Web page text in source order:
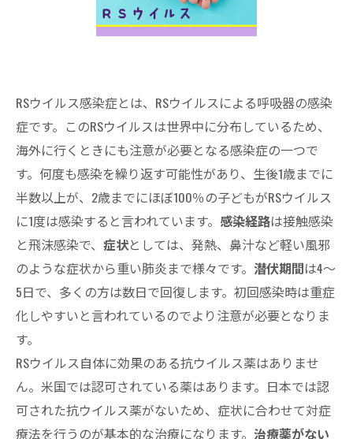
RSウイルス感染症とは、RSウイルスによる呼吸器の感染
症です。このRSウイルスは世界中に分布しているため、
海外に行くときにも注意が必要となる感染症の一つで
す。何度も感染を繰り返す可能性があり、生後1歳までに
半数以上が、2歳までにほぼ100％の子どもがRSウイルス
に1度は感染すると言われています。 感染経路は接触感染
と飛沫感染で、 症状としては、発熱、鼻汁など軽い風邪
のような症状から重い肺炎まで様々です。 潜伏期間は4〜
5日で、多くの方は数日で回復します。初回感染時は重症
化しやすいと言われているのでより注意が必要となりま
す。
RSウイルス自体に効果のある抗ウイルス薬はありませ
ん。米国では認可されている薬はあります。日本では認
可された抗ウイルス薬がないため、症状に合わせて対症
療法を行うのが基本的な治療になります。 治療薬がない